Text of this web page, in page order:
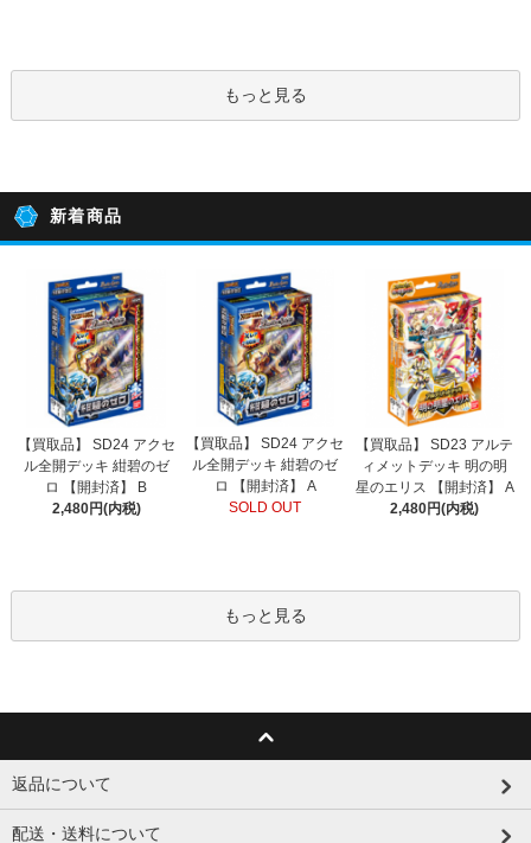
もっと見る
新着商品
【買取品】 SD24 アクセ
ル全開デッキ 紺碧のゼ
ロ 【開封済】 B
2,480円(内税)
【買取品】 SD24 アクセ
ル全開デッキ 紺碧のゼ
ロ 【開封済】 A
SOLD OUT
【買取品】 SD23 アルテ
ィメットデッキ 明の明
星のエリス 【開封済】 A
2,480円(内税)
もっと見る
返品について
配送・送料について